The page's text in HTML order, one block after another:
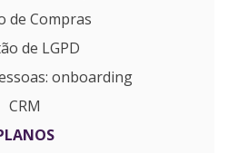
de Compras
de LGPD
onboarding
CRM